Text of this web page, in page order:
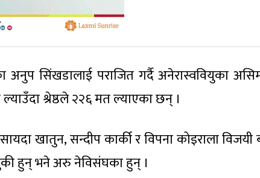
अनुप सिंखडालाई पराजित गर्दै अनेरास्ववियुका
श्रेष्ठले २२६ मत ल्याएका छन् ।
खातुन, सन्दीप कार्की र विपना कोइराला
हुन् भने अरु नेविसंघका हुन् ।